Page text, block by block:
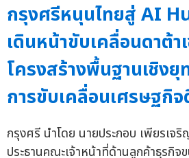
กรุงศรีหนุนไทยสู่ AI
เดินหน้าขับเคลื่อนดาต้า
โครงสร้างพื้นฐานเชิงยุ
การขับเคลื่อนเศรษฐกิ
กรุงศรี นำโดย นายประกอบ เพียรเจ
ประธานคณะเจ้าหน้าที่ด้านลูกค้าธุรกิ